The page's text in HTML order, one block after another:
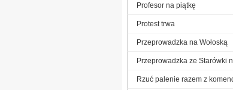
Profesor na piątkę
Protest trwa
Przeprowadzka na Wołoską
Przeprowadzka ze Starówki
Rzuć palenie razem z